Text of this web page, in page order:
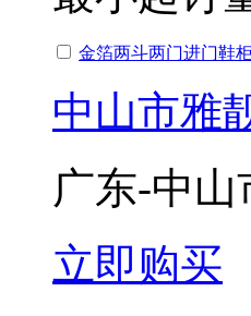
金箔两斗两门进门鞋
中山市雅
广东-中山
立即购买